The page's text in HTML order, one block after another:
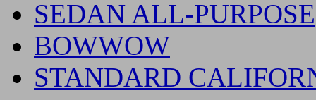
SEDAN ALL-PURPOSE
BOWWOW
STANDARD